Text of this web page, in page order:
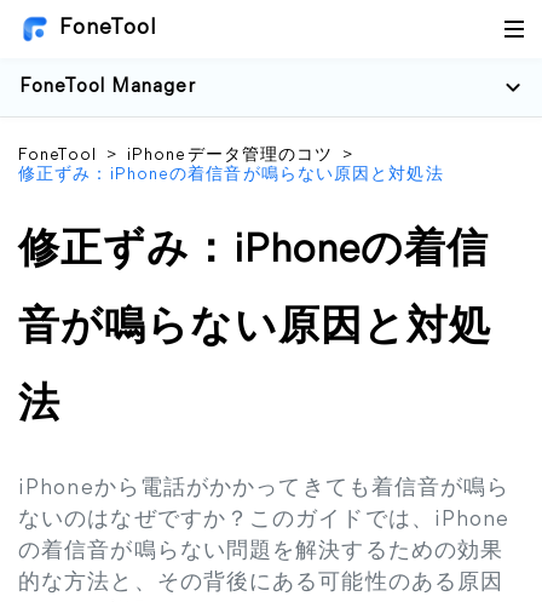
FoneTool
FoneTool Manager
FoneTool > iPhoneデータ管理のコツ
>
修正ずみ：iPhoneの着信音が鳴らない原因と対処法
修正ずみ：iPhoneの着信
音が鳴らない原因と対処
法
iPhoneから電話がかかってきても着信音が鳴ら
ないのはなぜですか？このガイドでは、iPhone
の着信音が鳴らない問題を解決するための効果
的な方法と、その背後にある可能性のある原因